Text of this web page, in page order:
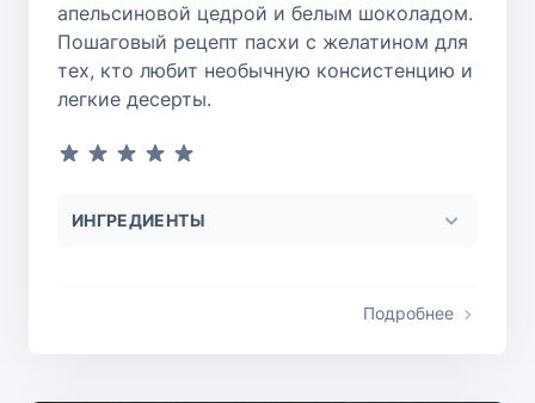
апельсиновой цедрой и белым шоколадом.
Пошаговый рецепт пасхи с желатином для
тех, кто любит необычную консистенцию и
легкие десерты.
ИНГРЕДИЕНТЫ
Подробнее